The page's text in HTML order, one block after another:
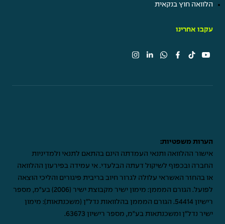
הלוואה חוץ בנקאית
עקבו אחרינו
הערות משפטיות:
אישור ההלוואה ותנאי העמדתה הינם בהתאם לתנאי ולמדיניות
החברה ובכפוף לשיקול דעתה הבלעדי. אי עמידה בפירעון ההלוואה
או בהחזר האשראי עלולה לגרור חיוב בריבית פיגורים והליכי הוצאה
לפועל. הגורם המממן: מימון ישיר מקבוצת ישיר (2006) בע"מ, מספר
רישיון 54414. הגורם המממן בהלוואות נדל"ן (משכנתאות): מימון
ישיר נדל"ן ומשכנתאות בע"מ, מספר רישיון 63673.